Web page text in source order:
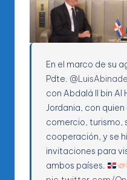
En el marco de su
Pdte.
con Abdalá II bin Al
Jordania, con
comercio, turismo,
cooperación, y se
invitaciones para
ambos países.